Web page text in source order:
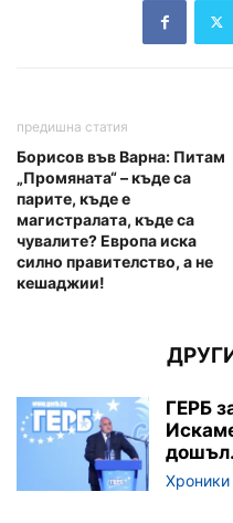
предишна статия
Борисов във Варна: Питам
„Промяната“ – къде са
парите, къде е
магистралата, къде са
чувалите? Европа иска
силно правителство, а не
кешаджии!
ГЕРБ
Хроники